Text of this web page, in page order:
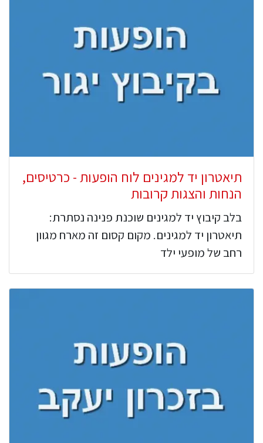
תיאטרון יד למגינים לוח הופעות - כרטיסים,
הנחות והצגות קרובות
בלב קיבוץ יד למגינים שוכנת פנינה נסתרת:
תיאטרון יד למגינים. מקום קסום זה מארח מגוון
רחב של מופעי ילד